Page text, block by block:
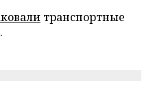
транспортные